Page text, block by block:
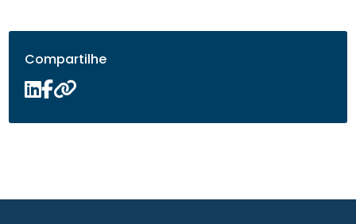
Compartilhe